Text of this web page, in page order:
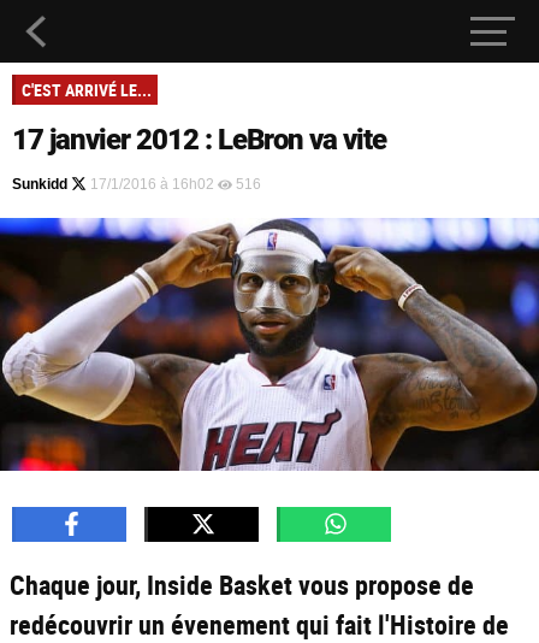
C'EST ARRIVÉ LE...
17 janvier 2012 : LeBron va vite
Sunkidd 17/1/2016 à 16h02 516
Chaque jour, Inside Basket vous propose de
redécouvrir un évenement qui fait l'Histoire de